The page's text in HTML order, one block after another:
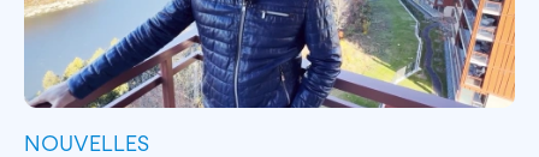
NOUVELLES